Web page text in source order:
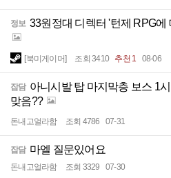
정보 33원정대 디렉터 '턴제 RPG에
[북미게이머] 조회 3410 추천 1 08-06
잡담 아니시발 탑 마지막층 보스 1
맞음??
돈내고얼라함 조회 4786 07-31
잡담 마엘 질문있어요
돈내고얼라함 조회 3329 07-30